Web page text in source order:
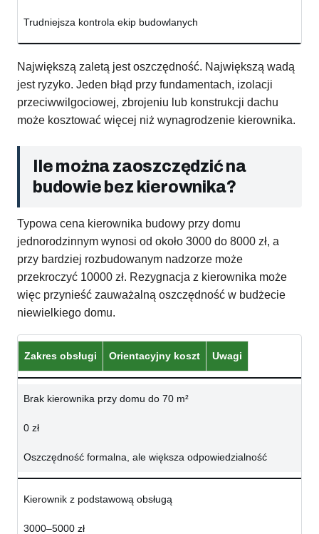
Trudniejsza kontrola ekip budowlanych
Największą zaletą jest oszczędność. Największą wadą
jest ryzyko. Jeden błąd przy fundamentach, izolacji
przeciwwilgociowej, zbrojeniu lub konstrukcji dachu
może kosztować więcej niż wynagrodzenie kierownika.
Ile można zaoszczędzić na
budowie bez kierownika?
Typowa cena kierownika budowy przy domu
jednorodzinnym wynosi od około 3000 do 8000 zł, a
przy bardziej rozbudowanym nadzorze może
przekroczyć 10000 zł. Rezygnacja z kierownika może
więc przynieść zauważalną oszczędność w budżecie
niewielkiego domu.
Zakres obsługi Orientacyjny koszt Uwagi
Brak kierownika przy domu do 70 m²
0 zł
Oszczędność formalna, ale większa odpowiedzialność
Kierownik z podstawową obsługą
3000–5000 zł